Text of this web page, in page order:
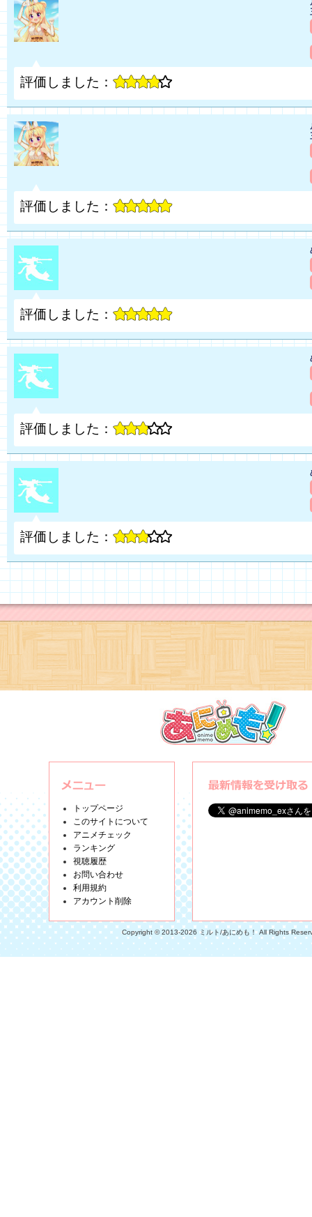
評価しました：
評価しました：
評価しました：
評価しました：
評価しました：
トップページ
このサイトについて
アニメチェック
ランキング
視聴履歴
お問い合わせ
利用規約
アカウント削除
Copyright © 2013-2026 ミルト/あにめも！ All Rights